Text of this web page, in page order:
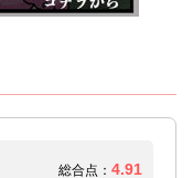
総合点： 4.91